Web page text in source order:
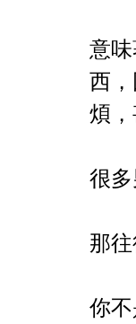
意
西
煩
很
那
你